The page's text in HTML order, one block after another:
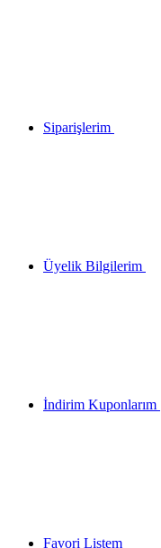
Siparişlerim
Üyelik Bilgilerim
İndirim Kuponlarım
Favori Listem